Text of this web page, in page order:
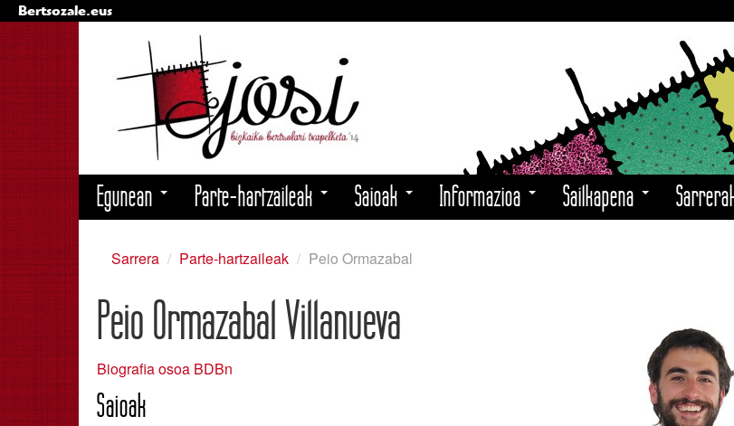
Bertsozale.eus
egin
nabigazioara
Nabigazioa
Egunean Parte-hartzaileak Saioak Informazioa Sailkapena
Sarrera / Parte-hartzaileak / Peio Ormazabal
Peio Ormazabal Villanueva
Biografia osoa BDBn
Saioak